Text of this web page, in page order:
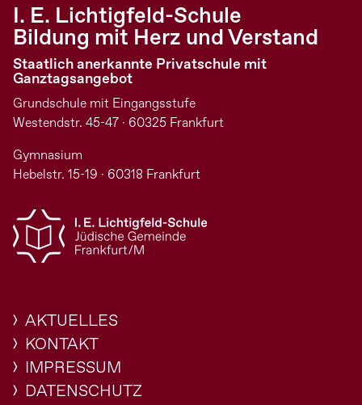
I. E. Lichtigfeld-Schule
Bildung mit Herz und Verstand
Staatlich anerkannte Privatschule mit
Ganztagsangebot
Grundschule mit Eingangsstufe
Westendstr. 45-47 · 60325 Frankfurt
Gymnasium
Hebelstr. 15-19 · 60318 Frankfurt
AKTUELLES
KONTAKT
IMPRESSUM
DATENSCHUTZ